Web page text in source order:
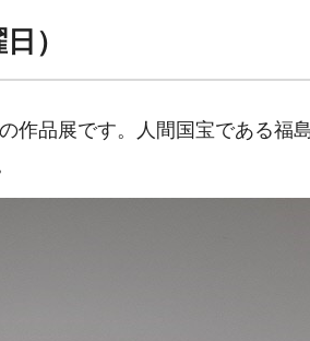
）
作品展です。人間国宝である福